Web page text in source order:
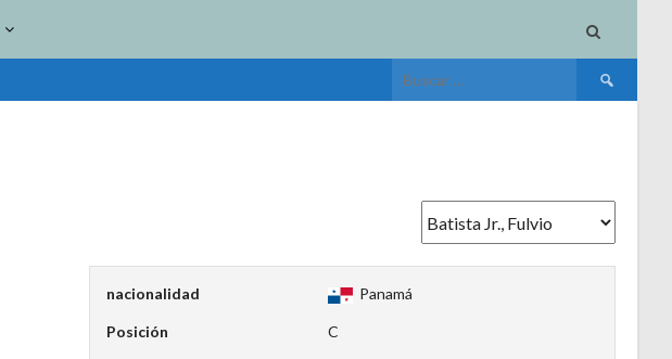
Buscar:
nacionalidad Panamá
Posición C